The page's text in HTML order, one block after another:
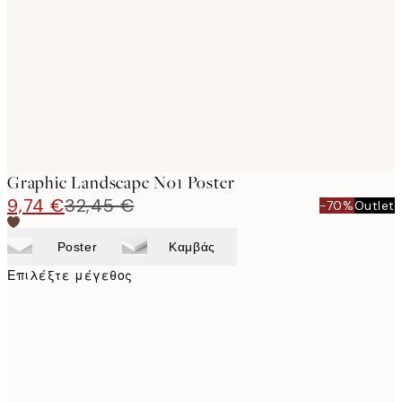
Graphic Landscape No1 Poster
9,74 €32,45 € -70%Outlet
Poster Καμβάς
Επιλέξτε μέγεθος